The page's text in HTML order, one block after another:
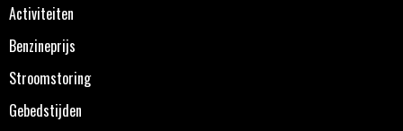
Activiteiten
Benzineprijs
Stroomstoring
Gebedstijden